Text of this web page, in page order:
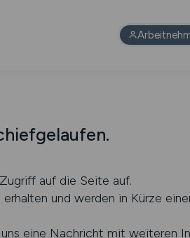
auf die Seite auf.
und werden in Kürze
eine Nachricht mit weiteren